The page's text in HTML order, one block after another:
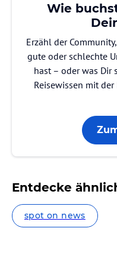
Wie
Erzähl der
gute oder schlechte
hast – oder was Dir
Reisewissen mit
Entdecke
spot on news